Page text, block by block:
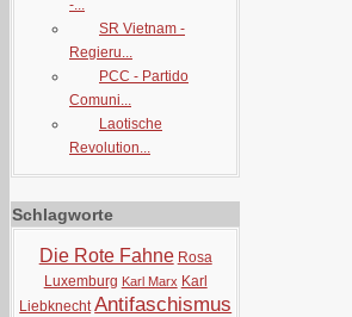
-...
SR Vietnam -
Regieru...
PCC - Partido
Comuni...
Laotische
Revolution...
Schlagworte
Die Rote Fahne Rosa
Luxemburg Karl Marx Karl
Liebknecht Antifaschismus